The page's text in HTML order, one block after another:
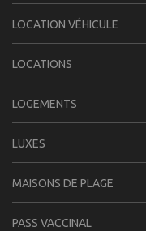
LOCATION VÉHICULE
LOCATIONS
LOGEMENTS
LUXES
MAISONS DE PLAGE
PASS VACCINAL